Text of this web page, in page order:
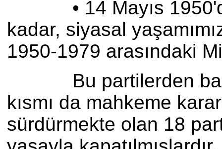
• 14 Mayıs 1950'den
kadar, siyasal
1950-1979 arasındaki
Bu partilerden
kısmı da mahkeme
sürdürmekte olan 18